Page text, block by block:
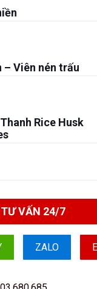
– Viên nén trấu
Rice Husk
VẤN 24/7
ZALO